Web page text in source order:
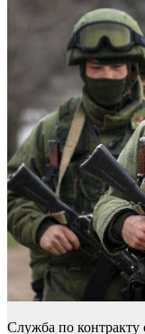
Служба по контракту